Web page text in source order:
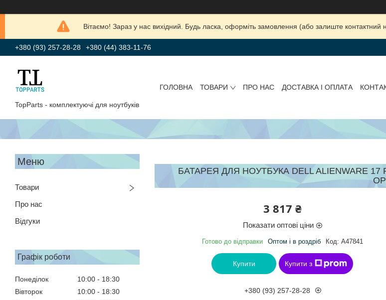
Вітаємо! Зараз у нас вихідний. Будь ласка, оформіть замовлення (або залиште
+380 (93) 257-28-28 +380 (44) 383-11-76
TopParts - комплектуючі для ноутбуків
ГОЛОВНА ТОВАРИ ПРО НАС ДОСТАВКА І ОПЛАТА
Товари
Про нас
Відгуки
Графік роботи
Понеділок 10:00
18:30
Вівторок
10:00
18:30
БАТАРЕЯ ДЛЯ НОУТБУКА DELL ALIENWARE 17
3 817 ₴
Показати оптові ціни
Готово до відправки Оптом і в роздріб Код: A47841
Купити Купити з
+380 (93) 257-28-28